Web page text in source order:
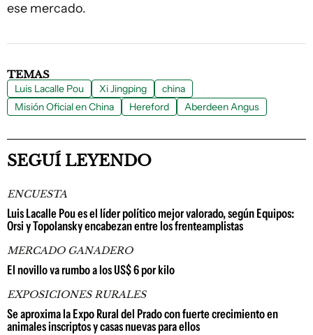
ese mercado.
TEMAS
Luis Lacalle Pou Xi Jingping
china
Misión Oficial en China
Hereford Aberdeen Angus
SEGUÍ LEYENDO
ENCUESTA
Luis Lacalle Pou es el líder político mejor valorado, según Equipos:
Orsi y Topolansky encabezan entre los frenteamplistas
MERCADO GANADERO
El novillo va rumbo a los US$ 6 por kilo
EXPOSICIONES RURALES
Se aproxima la Expo Rural del Prado con fuerte crecimiento en
animales inscriptos y casas nuevas para ellos